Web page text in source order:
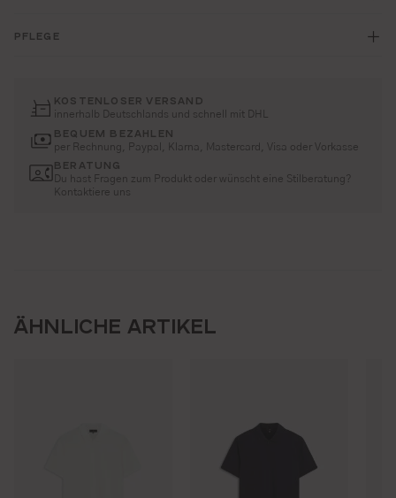
PFLEGE
KOSTENLOSER VERSAND
innerhalb Deutschlands und schnell mit DHL
BEQUEM BEZAHLEN
per Rechnung, Paypal, Klarna, Mastercard, Visa oder Vorkasse
BERATUNG
Du hast Fragen zum Produkt oder wünscht eine Stilberatung?
Kontaktiere uns
ÄHNLICHE ARTIKEL